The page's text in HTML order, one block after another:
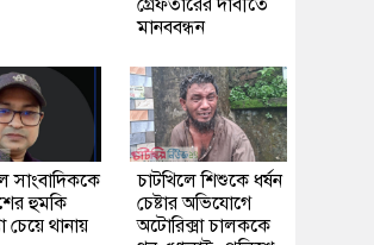
গ্রেফতারের দাবীতে
মানববন্ধন
সাংবাদিককে
হুমকি
চেয়ে থানায়
চাটখিলে শিশুকে ধর্ষন
চেষ্টার অভিযোগে
অটোরিক্সা চালককে